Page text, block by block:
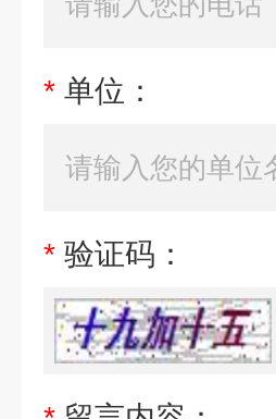
* 单位：
* 验证码：